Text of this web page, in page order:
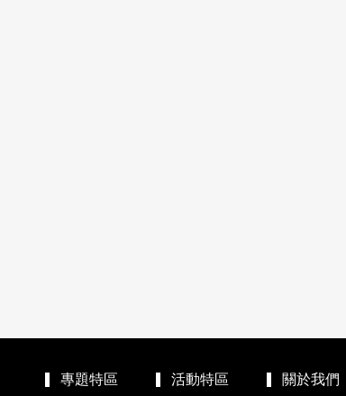
專題特區 活動特區 關於我們